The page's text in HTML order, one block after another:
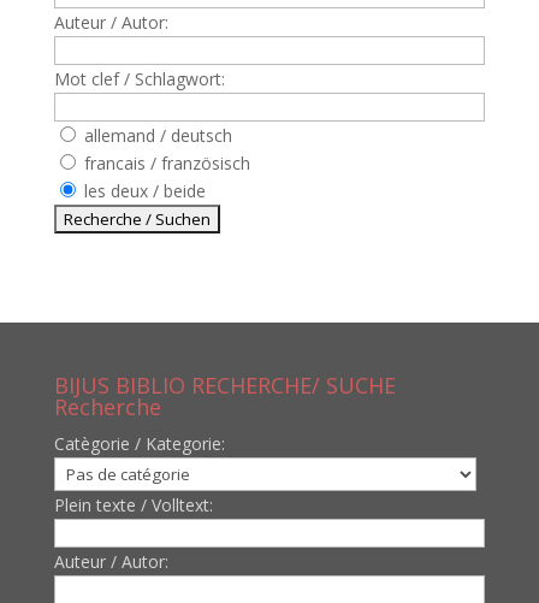
Auteur / Autor:
Mot clef / Schlagwort:
allemand / deutsch
francais / französisch
les deux / beide
BIJUS BIBLIO RECHERCHE/ SUCHE
Recherche
Catègorie / Kategorie:
Plein texte / Volltext:
Auteur / Autor: